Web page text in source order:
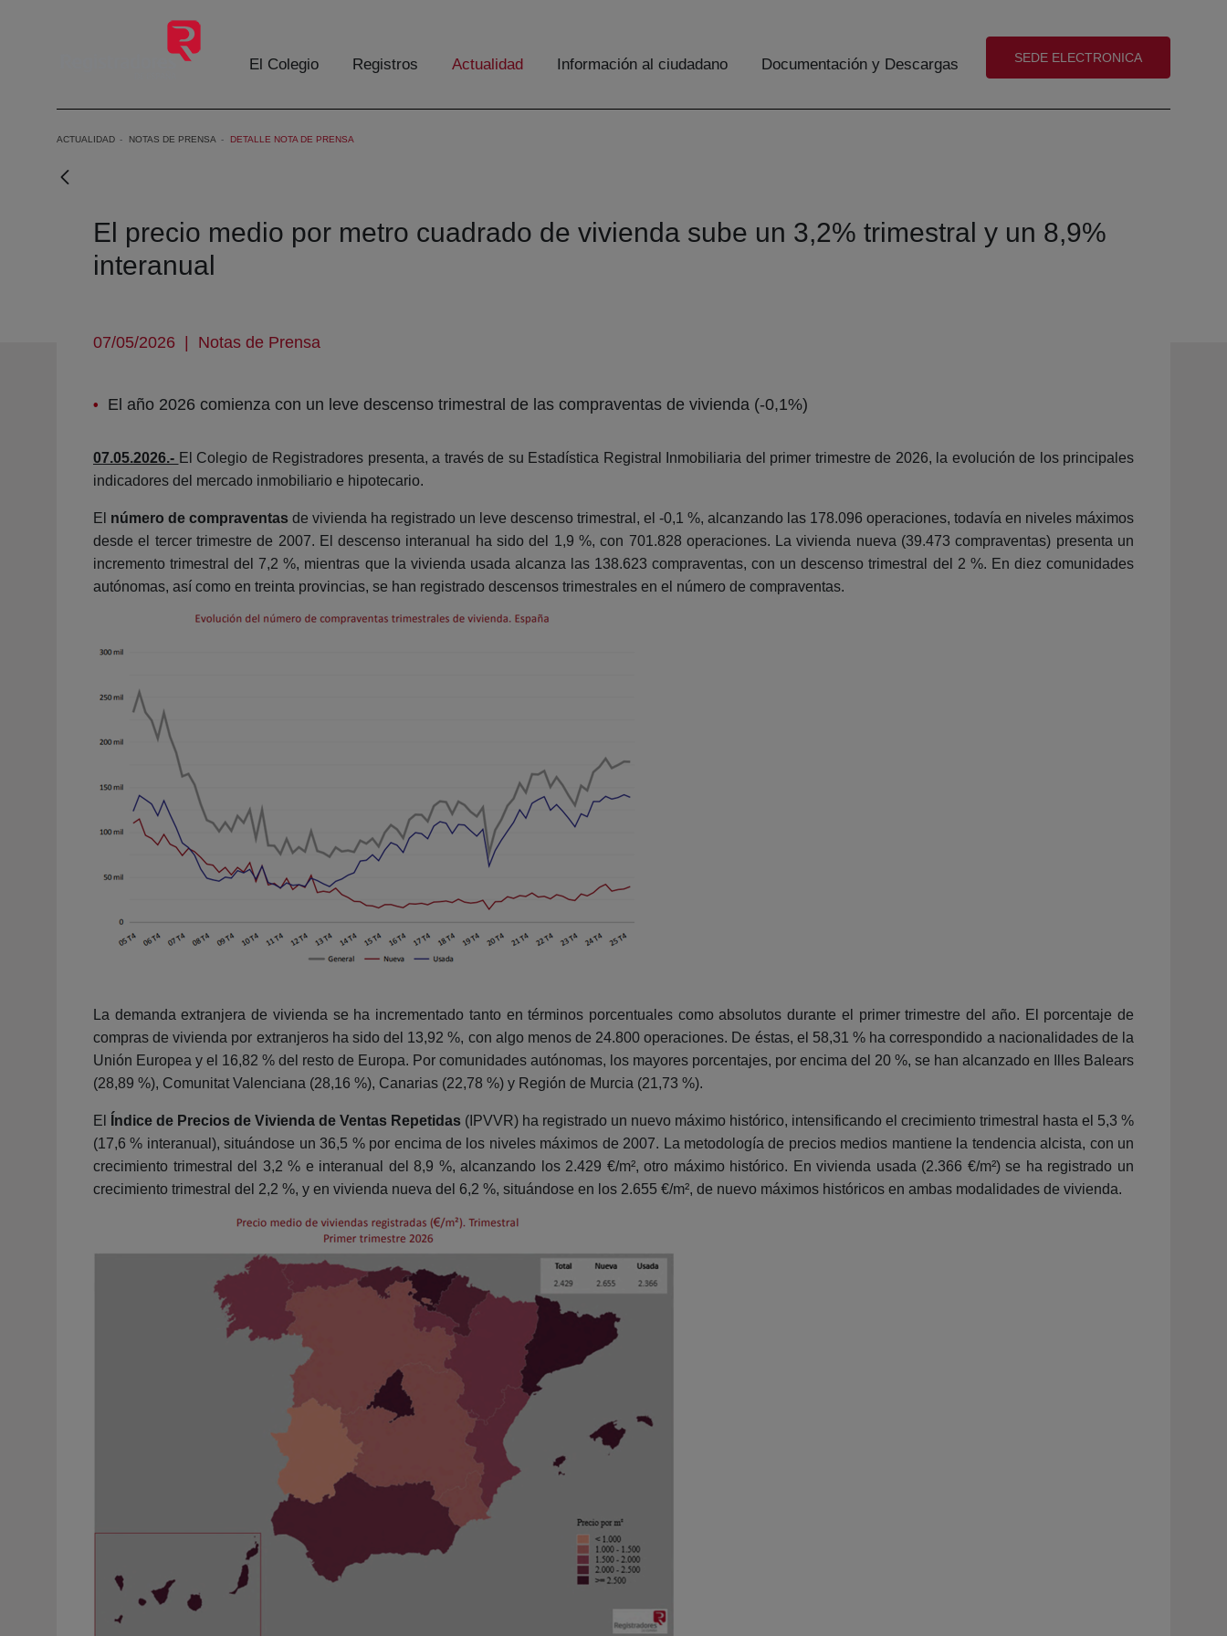
Saltar al contenido principal
El Colegio Registros Actualidad Información al ciudadano Documentación y Descargas (abre en nueva ventana)
SEDE ELECTRONICA
ACTUALIDAD NOTAS DE PRENSA DETALLE NOTA DE PRENSA
El precio medio por metro cuadrado de vivienda sube un 3,2% trimestral y un 8,9%
interanual
07/05/2026 | Notas de Prensa
El año 2026 comienza con un leve descenso trimestral de las compraventas de vivienda (-0,1%)
07.05.2026.- El Colegio de Registradores presenta, a través de su Estadística Registral Inmobiliaria del primer trimestre de 2026, la evolución de los principales
indicadores del mercado inmobiliario e hipotecario.
El número de compraventas de vivienda ha registrado un leve descenso trimestral, el -0,1 %, alcanzando las 178.096 operaciones, todavía en niveles máximos
desde el tercer trimestre de 2007. El descenso interanual ha sido del 1,9 %, con 701.828 operaciones. La vivienda nueva (39.473 compraventas) presenta un
incremento trimestral del 7,2 %, mientras que la vivienda usada alcanza las 138.623 compraventas, con un descenso trimestral del 2 %. En diez comunidades
autónomas, así como en treinta provincias, se han registrado descensos trimestrales en el número de compraventas.
La demanda extranjera de vivienda se ha incrementado tanto en términos porcentuales como absolutos durante el primer trimestre del año. El porcentaje de
compras de vivienda por extranjeros ha sido del 13,92 %, con algo menos de 24.800 operaciones. De éstas, el 58,31 % ha correspondido a nacionalidades de la
Unión Europea y el 16,82 % del resto de Europa. Por comunidades autónomas, los mayores porcentajes, por encima del 20 %, se han alcanzado en Illes Balears
(28,89 %), Comunitat Valenciana (28,16 %), Canarias (22,78 %) y Región de Murcia (21,73 %).
El Índice de Precios de Vivienda de Ventas Repetidas (IPVVR) ha registrado un nuevo máximo histórico, intensificando el crecimiento trimestral hasta el 5,3 %
(17,6 % interanual), situándose un 36,5 % por encima de los niveles máximos de 2007. La metodología de precios medios mantiene la tendencia alcista, con un
crecimiento trimestral del 3,2 % e interanual del 8,9 %, alcanzando los 2.429 €/m², otro máximo histórico. En vivienda usada (2.366 €/m²) se ha registrado un
crecimiento trimestral del 2,2 %, y en vivienda nueva del 6,2 %, situándose en los 2.655 €/m², de nuevo máximos históricos en ambas modalidades de vivienda.